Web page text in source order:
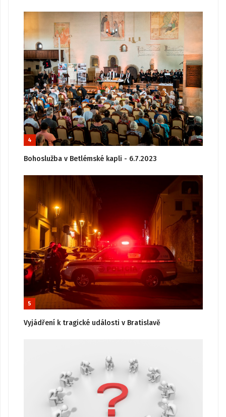
4
Bohoslužba v Betlémské kapli - 6.7.2023
5
Vyjádření k tragické události v Bratislavě